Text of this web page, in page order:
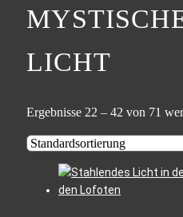
LICHT
Ergebnisse 22 – 42 von 71